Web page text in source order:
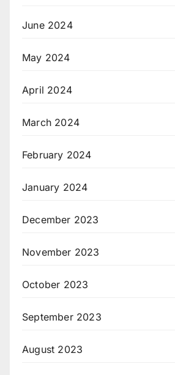
June 2024
May 2024
April 2024
March 2024
February 2024
January 2024
December 2023
November 2023
October 2023
September 2023
August 2023